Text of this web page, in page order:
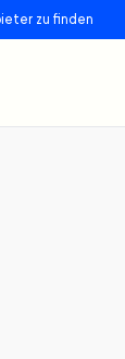
zu finden